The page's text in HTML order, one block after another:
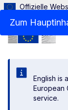
Zum
Offizielle
English is
European
service.
Menu